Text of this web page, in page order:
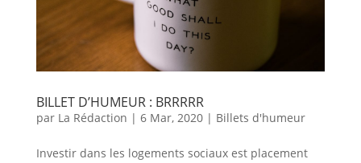
BILLET D’HUMEUR : BRRRRR
par La Rédaction | 6 Mar, 2020| Billets d'humeur
Investir dans les logements sociaux est placement